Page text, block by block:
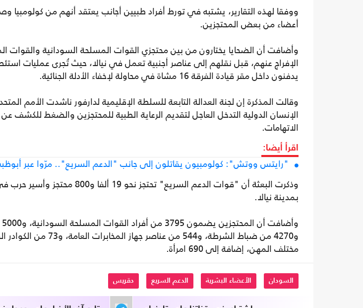
ووفقا لهذه التقارير، يشتبه في تورط أفراد طبيين أجانب يعتقد أنهم من كولومبيا
أعضاء من بعض المحتجزين.
وأضافت أن الضحايا يختارون من بين محتجزي القوات المسلحة السودانية والقوات
الإفراج عنهم، قبل نقلهم إلى عناصر أجنبية تعمل في نيالا، حيث تُجرى عمليات
يدفنون داخل مقر قيادة الفرقة 16 مشاة في محاولة لإخفاء الأدلة الجنائية.
وقالت المذكرة إن لجنة العدالة التابعة للسلطة الإقليمية لدارفور ناشدت الأمم
الإنسان الدولية التدخل العاجل لتقديم الرعاية الطبية للمحتجزين والضغط للكشف عن
الاتهامات.
اقرأ أيضا:
"رايتس ووتش": كولومبيون يقاتلون إلى جانب "الدعم السريع".. مرّوا عبر
وذكرت البعثة أن "قوات الدعم السريع" تحتجز نحو
بمدينة نيالا.
مختلف المهن، إضافة إلى 690 امرأة.
السودان الأعضاء البشرية الدعم السريع دقريس